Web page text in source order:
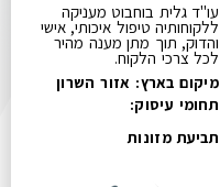
עו"ד גלית בוחבוט מעניקה
ללקוחותיה טיפול איכותי, אישי
והדוק, תוך מתן מענה מהיר
לכל צרכי הלקוח.
מיקום בארץ: אזור השרון
תחומי עיסוק:
תביעת מזונות